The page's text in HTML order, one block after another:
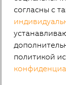
adaptability
согласны с
политикой